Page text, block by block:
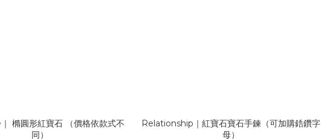
橢圓形紅寶石 （價格依款式不
同）
Relationship｜紅寶石寶石手鍊（可加購鋯鑽字
母）